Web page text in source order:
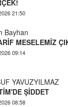
09:14
YAVUZYILMAZ
ŞİDDET
08:58
ÇITLAKOĞLU
SALDIRILARININ